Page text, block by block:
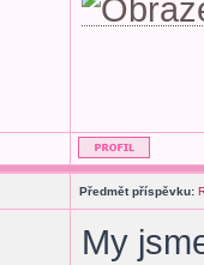
Předmět příspěvku:
My